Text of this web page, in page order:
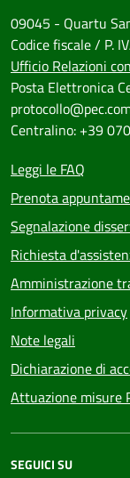
09045 - Quartu
Codice fiscale / P.
Ufficio Relazioni
Posta Elettronica
Centralino: +39
Leggi le FAQ
Prenota
Segnalazione
Richiesta
Amministrazione
Informativa privacy
Note legali
Dichiarazione di
Attuazione misure
SEGUICI SU